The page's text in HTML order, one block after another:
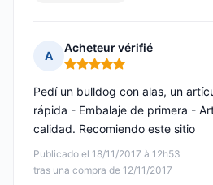
A
Acheteur vérifié
Nota: 5 de 5
Publicado el 18/11/2017 à 12h53
tras una compra de 12/11/2017
Pedí un bulldog con alas, un
rápida - Embalaje de primera -
calidad. Recomiendo este sitio